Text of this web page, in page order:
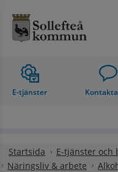
E-tjänster
Startsida
E-tjänster och
Näringsliv & arbete